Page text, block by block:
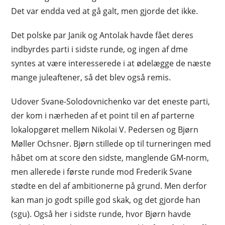
Det var endda ved at gå galt, men gjorde det ikke.
Det polske par Janik og Antolak havde fået deres
indbyrdes parti i sidste runde, og ingen af dme
syntes at være interesserede i at ødelægge de næste
mange juleaftener, så det blev også remis.
Udover Svane-Solodovnichenko var det eneste parti,
der kom i nærheden af et point til en af parterne
lokalopgøret mellem Nikolai V. Pedersen og Bjørn
Møller Ochsner. Bjørn stillede op til turneringen med
håbet om at score den sidste, manglende GM-norm,
men allerede i første runde mod Frederik Svane
stødte en del af ambitionerne på grund. Men derfor
kan man jo godt spille god skak, og det gjorde han
(sgu). Også her i sidste runde, hvor Bjørn havde